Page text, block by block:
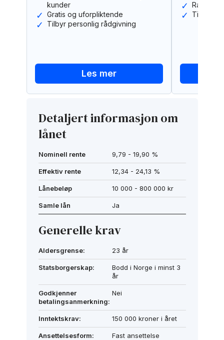
kunder
Gratis og uforpliktende
Tilbyr personlig rådgivning
Les mer
Rask
Tilbud
Detaljert informasjon om
lånet
Nominell rente 9,79 - 19,90 %
Effektiv rente 12,34 - 24,13 %
Lånebeløp 10 000 - 800 000 kr
Samle lån Ja
Generelle krav
Aldersgrense: 23 år
Statsborgerskap:
Bodd i Norge i minst 3
år
Godkjenner
betalingsanmerkning:
Nei
Inntektskrav: 150 000 kroner i året
Ansettelsesform: Fast ansettelse